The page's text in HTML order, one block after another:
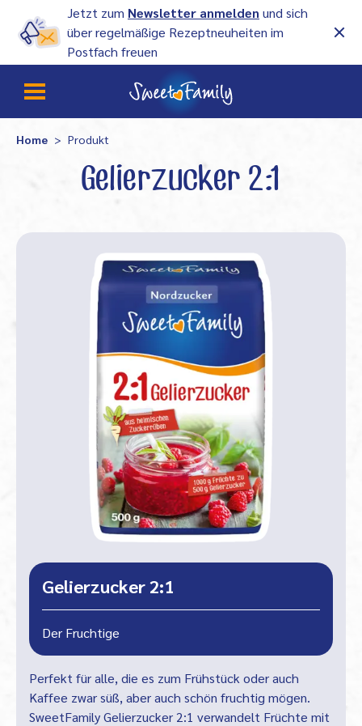
Jetzt zum Newsletter anmelden und sich
über regelmäßige Rezeptneuheiten im
Postfach freuen
Home Produkt
Gelierzucker 2:1
Gelierzucker 2:1
Der Fruchtige
Perfekt für alle, die es zum Frühstück oder auch
Kaffee zwar süß, aber auch schön fruchtig mögen.
SweetFamily Gelierzucker 2:1 verwandelt Früchte mit